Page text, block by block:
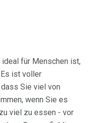
für Menschen ist,
ist voller
Sie viel von
wenn Sie es
viel zu essen - vor